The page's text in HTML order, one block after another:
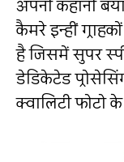
अपनी कहानी
कैमरे इन्हीं
है जिसमें सुपर
डेडिकेटेड
क्‍वालिटी फोटो